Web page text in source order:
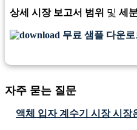
상세 시장 보고서 범위 및 세
무료 샘플 다운
자주 묻는 질문
액체 입자 계수기 시장 시장